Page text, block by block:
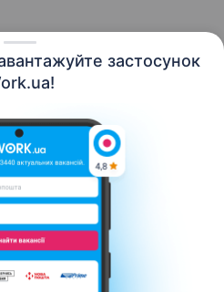
застосунок
нас
Кар’єра
Умови використання